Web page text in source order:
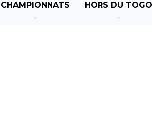
CHAMPIONNATS HORS DU TOGO